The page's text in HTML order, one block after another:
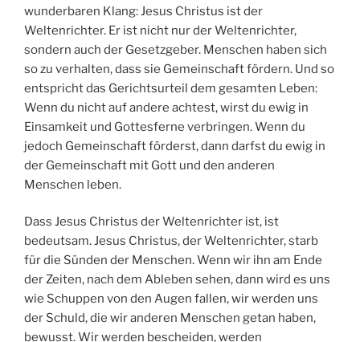
wunderbaren Klang: Jesus Christus ist der
Weltenrichter. Er ist nicht nur der Weltenrichter,
sondern auch der Gesetzgeber. Menschen haben sich
so zu verhalten, dass sie Gemeinschaft fördern. Und so
entspricht das Gerichtsurteil dem gesamten Leben:
Wenn du nicht auf andere achtest, wirst du ewig in
Einsamkeit und Gottesferne verbringen. Wenn du
jedoch Gemeinschaft förderst, dann darfst du ewig in
der Gemeinschaft mit Gott und den anderen
Menschen leben.
Dass Jesus Christus der Weltenrichter ist, ist
bedeutsam. Jesus Christus, der Weltenrichter, starb
für die Sünden der Menschen. Wenn wir ihn am Ende
der Zeiten, nach dem Ableben sehen, dann wird es uns
wie Schuppen von den Augen fallen, wir werden uns
der Schuld, die wir anderen Menschen getan haben,
bewusst. Wir werden bescheiden, werden